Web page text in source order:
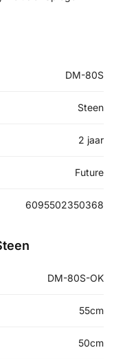
DM-80S
Steen
2 jaar
Future
6095502350368
DM-80S-OK
55cm
50cm